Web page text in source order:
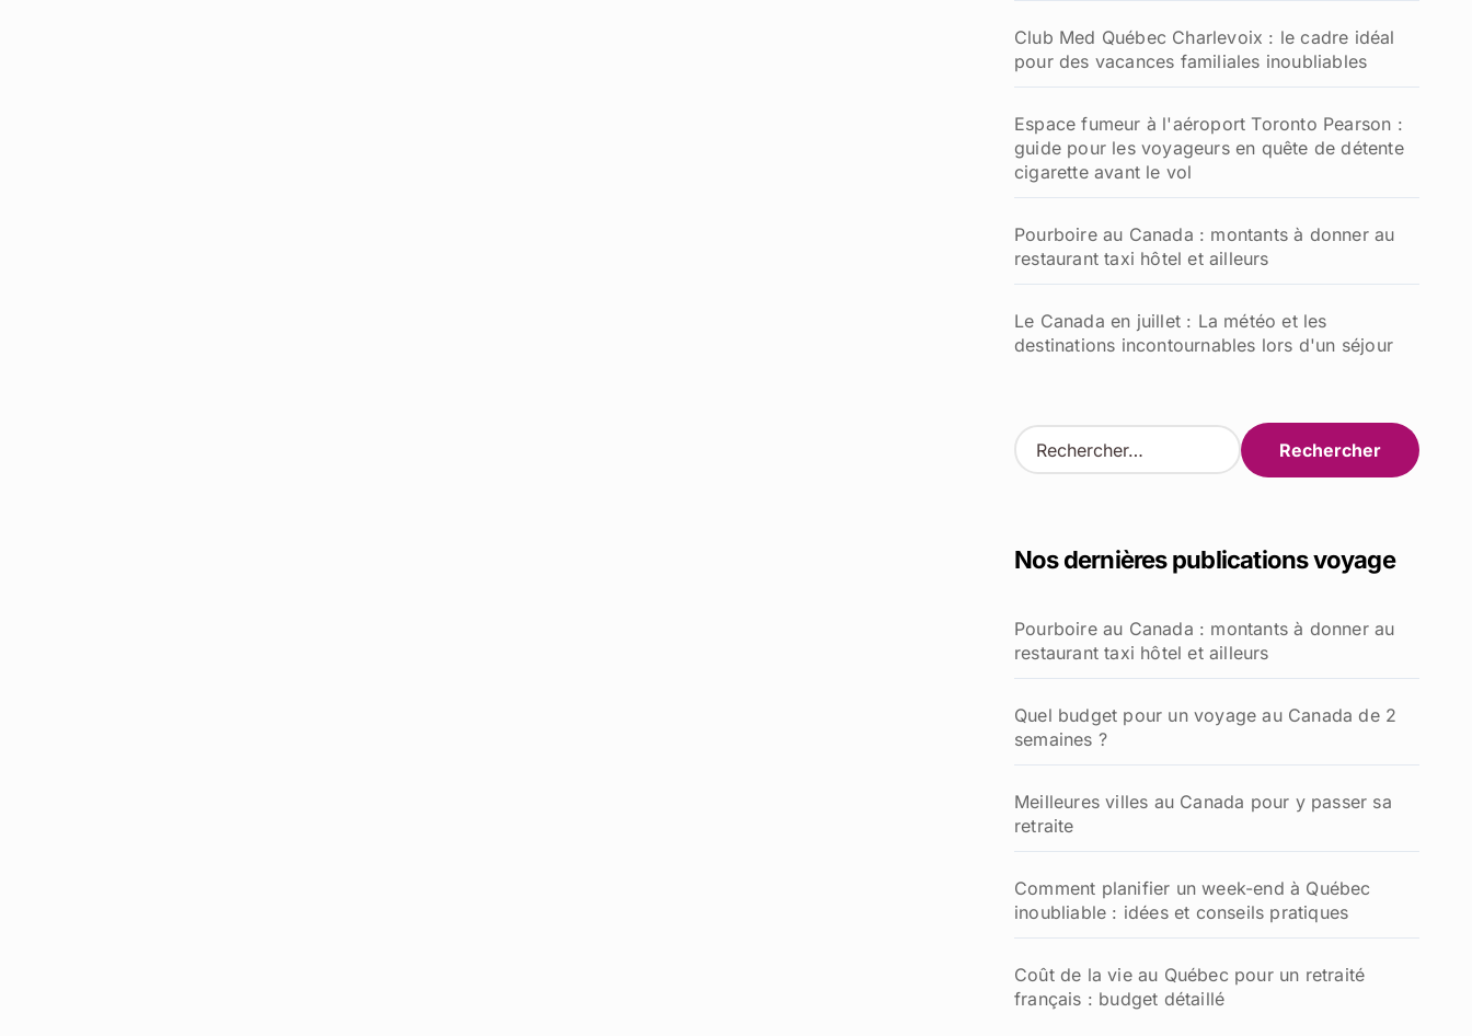
Club Med Québec Charlevoix : le cadre idéal
pour des vacances familiales inoubliables
Espace fumeur à l'aéroport Toronto Pearson :
guide pour les voyageurs en quête de détente
cigarette avant le vol
Pourboire au Canada : montants à donner au
restaurant taxi hôtel et ailleurs
Le Canada en juillet : La météo et les
destinations incontournables lors d'un séjour
R
e
r
e
r
Nos dernières publications voyage
Pourboire au Canada : montants à donner au
restaurant taxi hôtel et ailleurs
Quel budget pour un voyage au Canada de 2
semaines ?
Meilleures villes au Canada pour y passer sa
retraite
Comment planifier un week-end à Québec
inoubliable : idées et conseils pratiques
Coût de la vie au Québec pour un retraité
français : budget détaillé